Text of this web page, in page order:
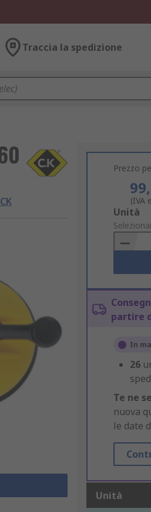
Traccia la spedizione
CK
Prezzo
(IVA
Add
to
Basket
Unità
partire
In
26
Te ne
nuova
le date
Unità